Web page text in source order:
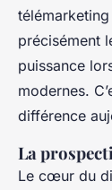
précisément
puissance
modernes.
différence
La
Le cœur du